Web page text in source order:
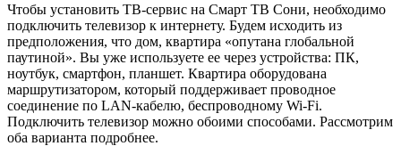
Чтобы установить ТВ-сервис на Смарт ТВ Сони, необходимо
подключить телевизор к интернету. Будем исходить из
предположения, что дом, квартира «опутана глобальной
паутиной». Вы уже используете ее через устройства: ПК,
ноутбук, смартфон, планшет. Квартира оборудована
маршрутизатором, который поддерживает проводное
соединение по LAN-кабелю, беспроводному Wi-Fi.
Подключить телевизор можно обоими способами. Рассмотрим
оба варианта подробнее.